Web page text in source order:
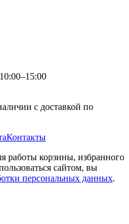
с доставкой по
Контакты
работы корзины, избранного
сайтом, вы
персональных данных.